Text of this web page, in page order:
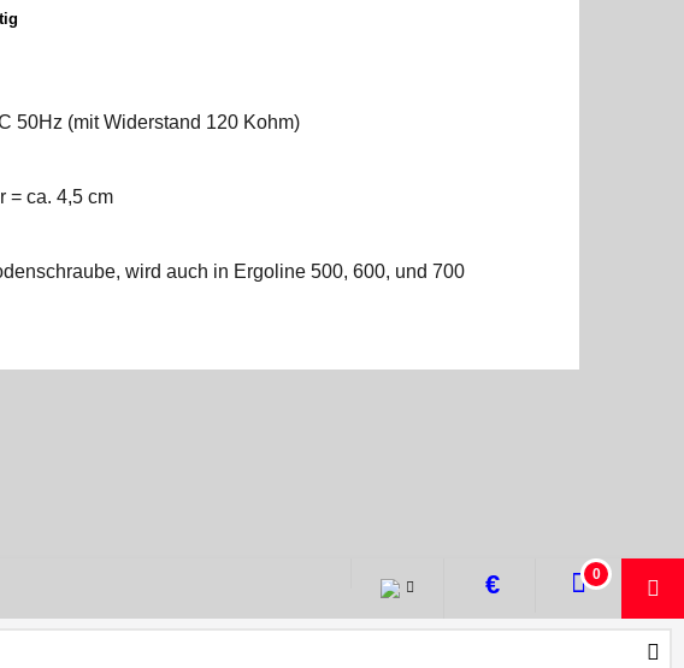
50Hz (mit Widerstand 120 Kohm)
= ca. 4,5 cm
wird auch in Ergoline 500, 600, und 700
0
€